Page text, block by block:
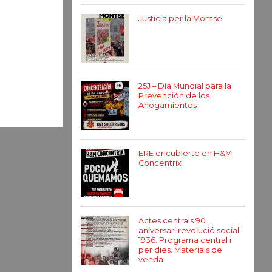
Justícia per la Montse
25J – Día Mundial para la
Prevención de los
Ahogamientos
ERE encubierto en H&M
Concentrix
Actes centrals 90
aniversari revolució social
1936. Programa central i
per dies. Materials de
venda.